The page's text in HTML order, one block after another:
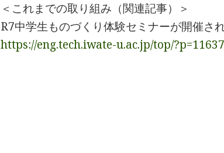
＜これまでの取り組み（関連記事）＞
R7中学生ものづくり体験セミナーが開催さ
https://eng.tech.iwate-u.ac.jp/top/?p=11637